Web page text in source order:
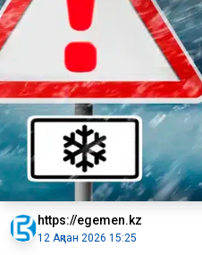
https://egemen.kz
12 Ақпан 2026 15:25